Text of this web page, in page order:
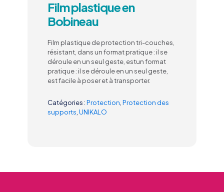
Film plastique en
Bobineau
Film plastique de protection tri-couches,
résistant, dans un format pratique : il se
déroule en un seul geste, estun format
pratique : il se déroule en un seul geste,
est facile à poser et à transporter.
Catégories :Protection,Protection des
supports,UNIKALO